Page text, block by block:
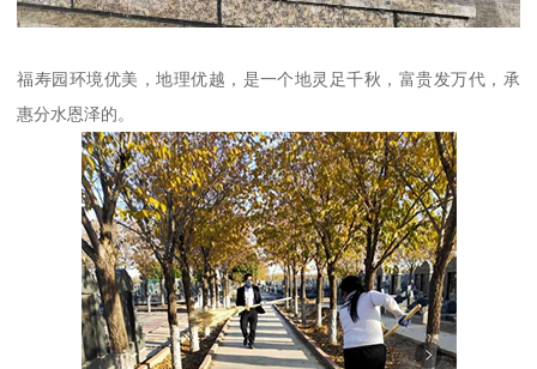
福寿园环境优美，地理优越，是一个地灵足千秋，富贵发万代，承
惠分水恩泽的。